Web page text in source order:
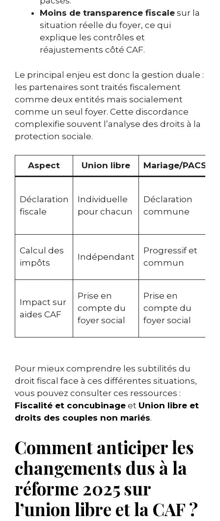
Moins de transparence fiscale sur la
situation réelle du foyer, ce qui
explique les contrôles et
réajustements côté CAF.
Le principal enjeu est donc la gestion duale :
les partenaires sont traités fiscalement
comme deux entités mais socialement
comme un seul foyer. Cette discordance
complexifie souvent l’analyse des droits à la
protection sociale.
Aspect Union libre Mariage/PACS
Déclaration
fiscale
Individuelle
pour chacun
Déclaration
commune
Calcul des
impôts
Indépendant
Progressif et
commun
Impact sur
aides CAF
Prise en
compte du
foyer social
Prise en
compte du
foyer social
Pour mieux comprendre les subtilités du
droit fiscal face à ces différentes situations,
vous pouvez consulter ces ressources :
Fiscalité et concubinage et Union libre et
droits des couples non mariés.
Comment anticiper les
changements dus à la
réforme 2025 sur
l’union libre et la CAF ?